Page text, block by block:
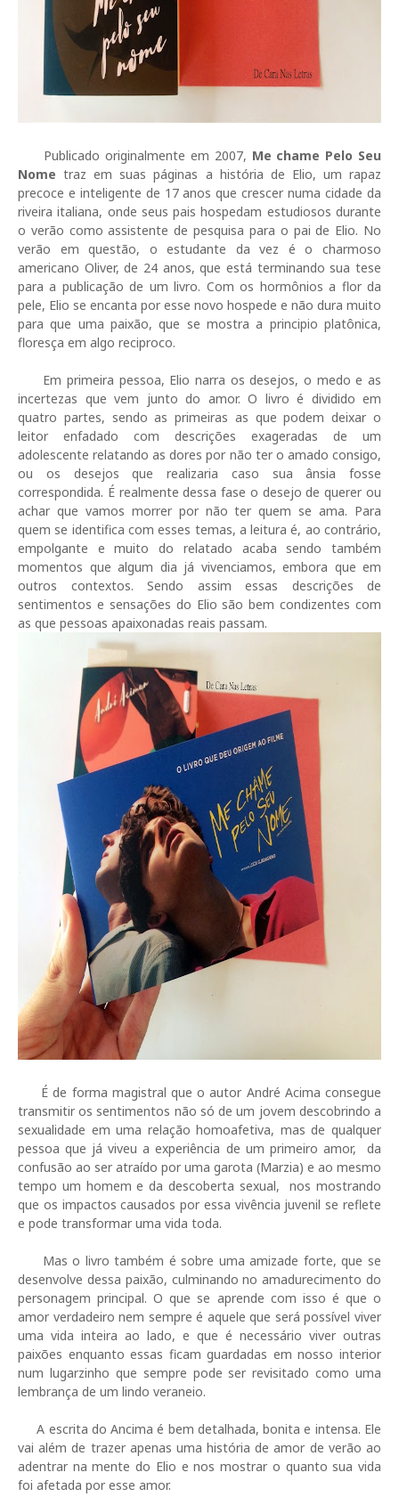
Publicado originalmente em 2007, Me chame Pelo Seu
Nome traz em suas páginas a história de Elio, um rapaz
precoce e inteligente de 17 anos que crescer numa cidade da
riveira italiana, onde seus pais hospedam estudiosos durante
o verão como assistente de pesquisa para o pai de Elio. No
verão em questão, o estudante da vez é o charmoso
americano Oliver, de 24 anos, que está terminando sua tese
para a publicação de um livro. Com os hormônios a flor da
pele, Elio se encanta por esse novo hospede e não dura muito
para que uma paixão, que se mostra a principio platônica,
floresça em algo reciproco.
Em primeira pessoa, Elio narra os desejos, o medo e as
incertezas que vem junto do amor. O livro é dividido em
quatro partes, sendo as primeiras as que podem deixar o
leitor enfadado com descrições exageradas de um
adolescente relatando as dores por não ter o amado consigo,
ou os desejos que realizaria caso sua ânsia fosse
correspondida. É realmente dessa fase o desejo de querer ou
achar que vamos morrer por não ter quem se ama. Para
quem se identifica com esses temas, a leitura é, ao contrário,
empolgante e muito do relatado acaba sendo também
momentos que algum dia já vivenciamos, embora que em
outros contextos. Sendo assim essas descrições de
sentimentos e sensações do Elio são bem condizentes com
as que pessoas apaixonadas reais passam.
É de forma magistral que o autor André Acima consegue
transmitir os sentimentos não só de um jovem descobrindo a
sexualidade em uma relação homoafetiva, mas de qualquer
pessoa que já viveu a experiência de um primeiro amor, da
confusão ao ser atraído por uma garota (Marzia) e ao mesmo
tempo um homem e da descoberta sexual, nos mostrando
que os impactos causados por essa vivência juvenil se reflete
e pode transformar uma vida toda.
Mas o livro também é sobre uma amizade forte, que se
desenvolve dessa paixão, culminando no amadurecimento do
personagem principal. O que se aprende com isso é que o
amor verdadeiro nem sempre é aquele que será possível viver
uma vida inteira ao lado, e que é necessário viver outras
paixões enquanto essas ficam guardadas em nosso interior
num lugarzinho que sempre pode ser revisitado como uma
lembrança de um lindo veraneio.
A escrita do Ancima é bem detalhada, bonita e intensa. Ele
vai além de trazer apenas uma história de amor de verão ao
adentrar na mente do Elio e nos mostrar o quanto sua vida
foi afetada por esse amor.